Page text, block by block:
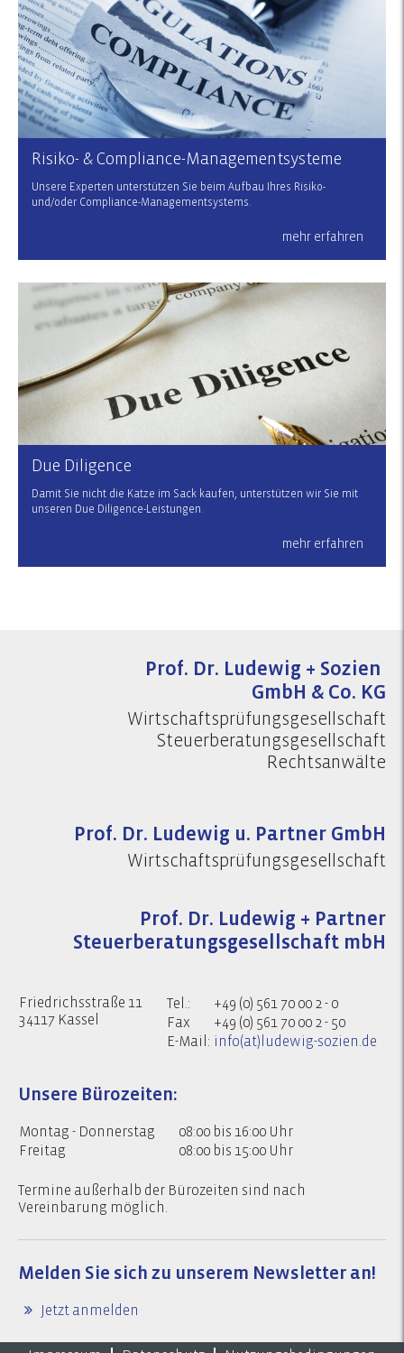
Risiko- & Compliance-Managementsysteme
Unsere Experten unterstützen Sie beim Aufbau Ihres Risiko-
und/oder Compliance-Managementsystems.
mehr erfahren
Due Diligence
Damit Sie nicht die Katze im Sack kaufen, unterstützen wir Sie mit
unseren Due Diligence-Leistungen.
mehr erfahren
Prof. Dr. Ludewig + Sozien
GmbH & Co. KG
Wirtschaftsprüfungsgesellschaft
Steuerberatungsgesellschaft
Rechtsanwälte
Prof. Dr. Ludewig u. Partner GmbH
Wirtschaftsprüfungsgesellschaft
Prof. Dr. Ludewig + Partner
Steuerberatungsgesellschaft mbH
Friedrichsstraße 11
34117 Kassel
Tel.:
+49 (0) 561 70 00 2 - 0
Fax
+49 (0) 561 70 00 2 - 50
E-Mail: info(at)ludewig-sozien.de
Unsere Bürozeiten:
Montag - Donnerstag
08:00 bis 16:00 Uhr
Freitag
08:00 bis 15:00 Uhr
Termine außerhalb der Bürozeiten sind nach
Vereinbarung möglich.
Melden Sie sich zu unserem Newsletter an!
Jetzt anmelden